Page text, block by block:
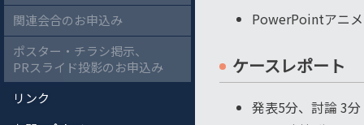
関連会合のお申込み
ポスター・チラシ掲示、
PRスライド投影のお申込み
リンク
PowerPointアニ
ケースレポート
発表5分、討論 3